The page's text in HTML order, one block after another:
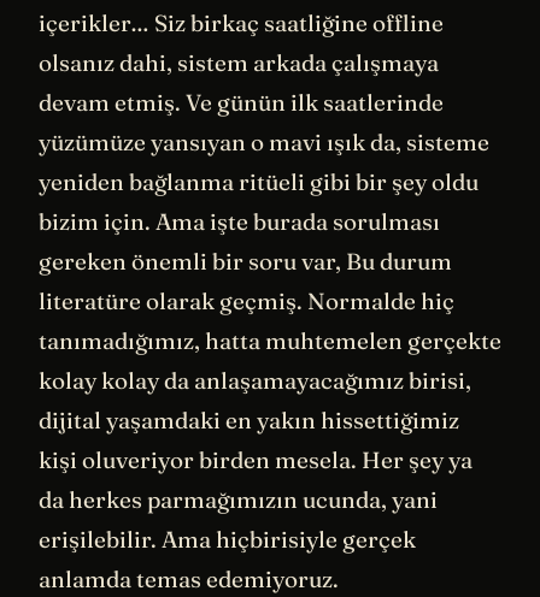
içerikler… Siz birkaç saatliğine offline
olsanız dahi, sistem arkada çalışmaya
devam etmiş. Ve günün ilk saatlerinde
yüzümüze yansıyan o mavi ışık da, sisteme
yeniden bağlanma ritüeli gibi bir şey oldu
bizim için. Ama işte burada sorulması
gereken önemli bir soru var, Bu durum
literatüre olarak geçmiş. Normalde hiç
tanımadığımız, hatta muhtemelen gerçekte
kolay kolay da anlaşamayacağımız birisi,
dijital yaşamdaki en yakın hissettiğimiz
kişi oluveriyor birden mesela. Her şey ya
da herkes parmağımızın ucunda, yani
erişilebilir. Ama hiçbirisiyle gerçek
anlamda temas edemiyoruz.